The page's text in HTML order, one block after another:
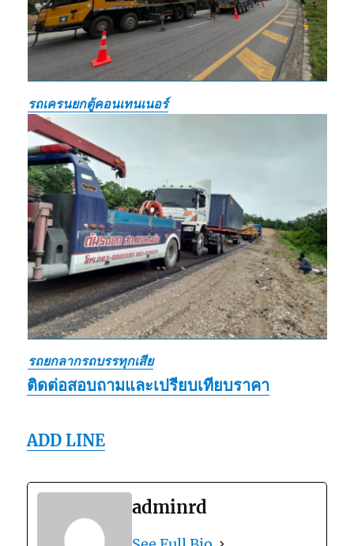
รถเครนยกตู้คอนเทนเนอร์
รถยกลากรถบรรทุกเสีย
ติดต่อสอบถามและเปรียบเทียบราคา
ADD LINE
adminrd